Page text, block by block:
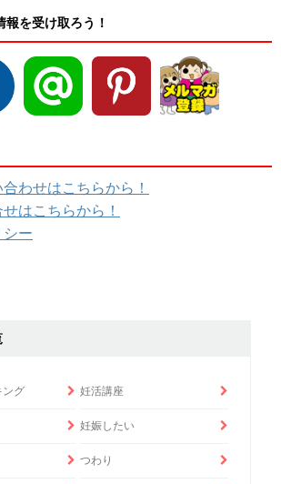
を受け取ろう！
わせはこちらから！
はこちらから！
ー
ング 妊活講座
妊娠したい
つわり